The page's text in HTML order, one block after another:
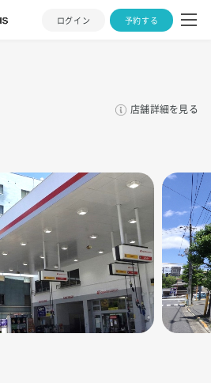
ログイン 予約する
店舗詳細を見る